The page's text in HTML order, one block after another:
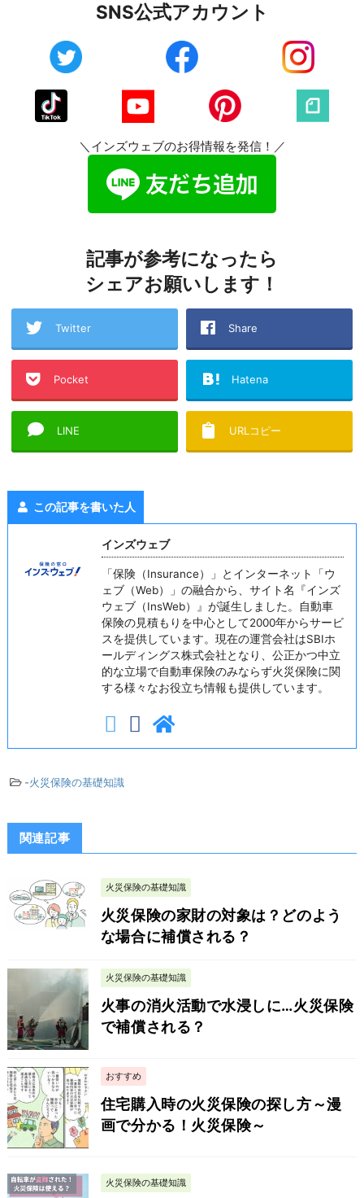
SNS公式アカウント
＼インズウェブのお得情報を発信！／
記事が参考になったら
シェアお願いします！
Twitter Share
Pocket Hatena
LINE URLコピー
この記事を書いた人
インズウェブ
「保険（Insurance）」とインターネット「ウ
ェブ（Web）」の融合から、サイト名『インズ
ウェブ（InsWeb）』が誕生しました。自動車
保険の見積もりを中心として2000年からサービ
スを提供しています。現在の運営会社はSBIホ
ールディングス株式会社となり、公正かつ中立
的な立場で自動車保険のみならず火災保険に関
する様々なお役立ち情報も提供しています。
-火災保険の基礎知識
関連記事
火災保険の基礎知識
火災保険の家財の対象は？どのよう
な場合に補償される？
火災保険の基礎知識
火事の消火活動で水浸しに…火災保険
で補償される？
おすすめ
住宅購入時の火災保険の探し方～漫
画で分かる！火災保険～
火災保険の基礎知識